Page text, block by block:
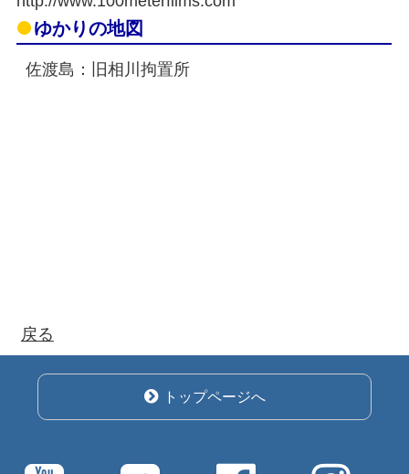
ゆかりの地図
佐渡島：旧相川拘置所
戻る
トップページへ